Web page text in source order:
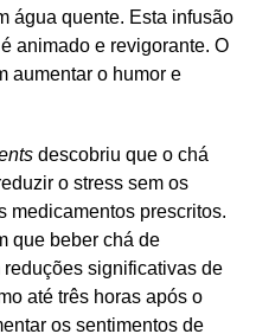
água quente. Esta infusão
animado e revigorante. O
aumentar o humor e
descobriu que o chá
o stress sem os
medicamentos prescritos.
que beber chá de
significativas de
até três horas após o
os sentimentos de